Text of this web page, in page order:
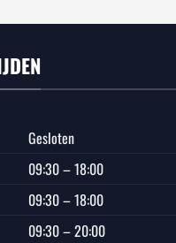
Gesloten
09:30 – 18:00
09:30 – 18:00
09:30 – 20:00